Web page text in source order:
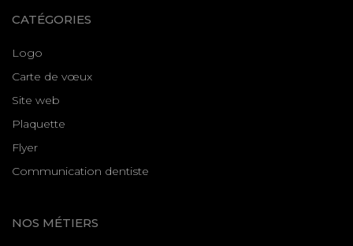
CATÉGORIES
Logo
Carte de vœux
Site web
Plaquette
Flyer
Communication dentiste
NOS MÉTIERS